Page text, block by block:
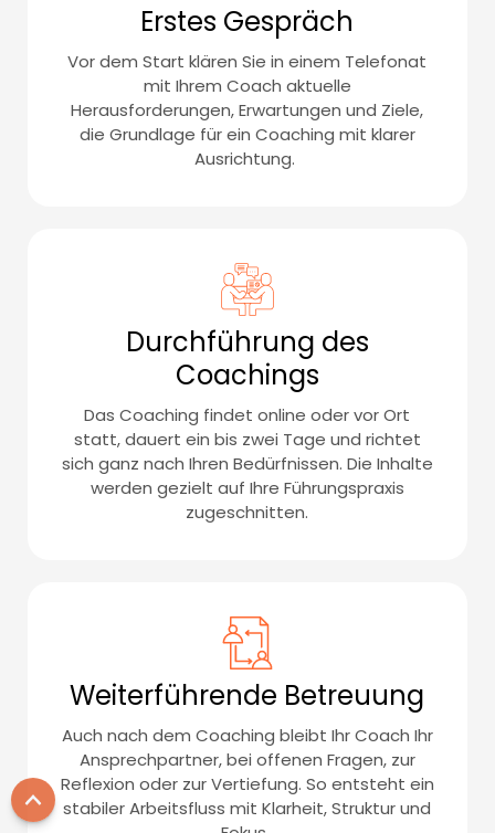
Erstes Gespräch
Vor dem Start klären Sie in einem Telefonat
mit Ihrem Coach aktuelle
Herausforderungen, Erwartungen und Ziele,
die Grundlage für ein Coaching mit klarer
Ausrichtung.
Durchführung des
Coachings
Das Coaching findet online oder vor Ort
statt, dauert ein bis zwei Tage und richtet
sich ganz nach Ihren Bedürfnissen. Die Inhalte
werden gezielt auf Ihre Führungspraxis
zugeschnitten.
Weiterführende Betreuung
Auch nach dem Coaching bleibt Ihr Coach Ihr
Ansprechpartner, bei offenen Fragen, zur
Reflexion oder zur Vertiefung. So entsteht ein
stabiler Arbeitsfluss mit Klarheit, Struktur und